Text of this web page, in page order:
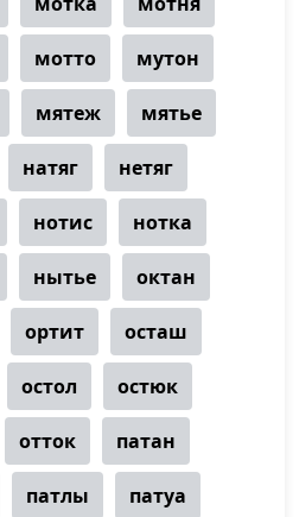
мотто мутон
мятеж мятье
натяг нетяг
нотис нотка
нытье октан
ортит осташ
остол остюк
отток патан
патлы патуа